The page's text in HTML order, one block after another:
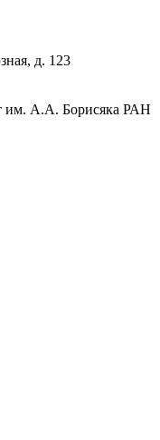
д. 123
им. А.А. Борисяка РАН